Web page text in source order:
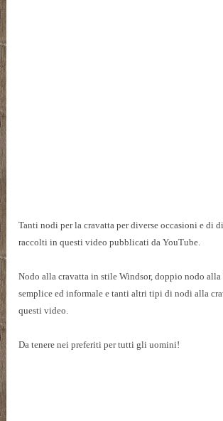
Tanti nodi per la cravatta per diverse occasioni e di
raccolti in questi video pubblicati da YouTube.
Nodo alla cravatta in stile Windsor, doppio nodo alla
semplice ed informale e tanti altri tipi di nodi alla
questi video.
Da tenere nei preferiti per tutti gli uomini!